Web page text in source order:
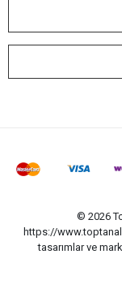
© 2026
https://
tasarımlar ve